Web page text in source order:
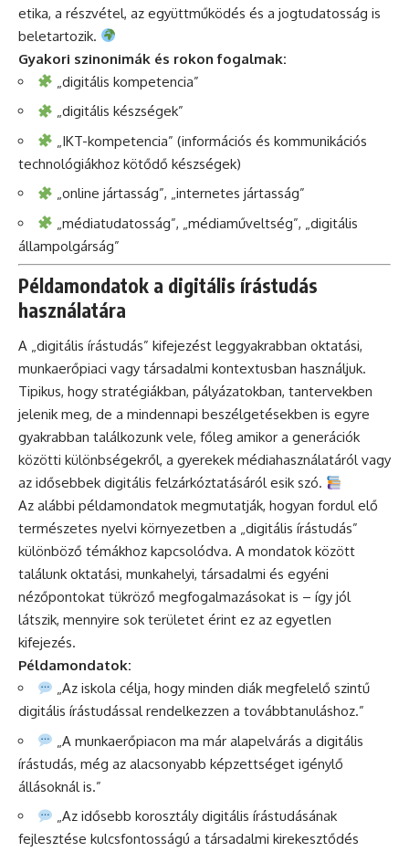
etika, a részvétel, az együttműködés és a jogtudatosság is
beletartozik.
Gyakori szinonimák és rokon fogalmak:
„digitális kompetencia”
„digitális készségek”
„IKT-kompetencia” (információs és kommunikációs
technológiákhoz kötődő készségek)
„online jártasság”, „internetes jártasság”
„médiatudatosság”, „médiaműveltség”, „digitális
állampolgárság”
Példamondatok a digitális írástudás
használatára
A „digitális írástudás” kifejezést leggyakrabban oktatási,
munkaerőpiaci vagy társadalmi kontextusban használjuk.
Tipikus, hogy stratégiákban, pályázatokban, tantervekben
jelenik meg, de a mindennapi beszélgetésekben is egyre
gyakrabban találkozunk vele, főleg amikor a generációk
közötti különbségekről, a gyerekek médiahasználatáról vagy
az idősebbek digitális felzárkóztatásáról esik szó.
Az alábbi példamondatok megmutatják, hogyan fordul elő
természetes nyelvi környezetben a „digitális írástudás”
különböző témákhoz kapcsolódva. A mondatok között
találunk oktatási, munkahelyi, társadalmi és egyéni
nézőpontokat tükröző megfogalmazásokat is – így jól
látszik, mennyire sok területet érint ez az egyetlen
kifejezés.
Példamondatok:
„Az iskola célja, hogy minden diák megfelelő szintű
digitális írástudással rendelkezzen a továbbtanuláshoz.”
„A munkaerőpiacon ma már alapelvárás a digitális
írástudás, még az alacsonyabb képzettséget igénylő
állásoknál is.”
„Az idősebb korosztály digitális írástudásának
fejlesztése kulcsfontosságú a társadalmi kirekesztődés